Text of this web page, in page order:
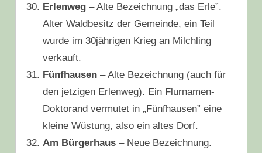
Erlenweg– Alte Bezeichnung „das Erle”.
Alter Waldbesitz der Gemeinde, ein Teil
wurde im 30jährigen Krieg an Milchling
verkauft.
Fünfhausen– Alte Bezeichnung (auch für
den jetzigen Erlenweg). Ein Flurnamen-
Doktorand vermutet in „Fünfhausen” eine
kleine Wüstung, also ein altes Dorf.
Am Bürgerhaus – Neue Bezeichnung.